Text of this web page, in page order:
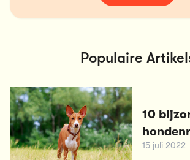
Populaire
10
15 juli 2022